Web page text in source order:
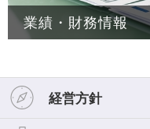
経営方針
業績・財務情報